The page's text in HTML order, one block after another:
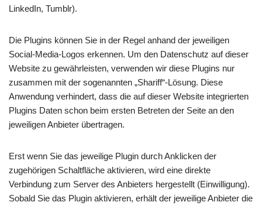
LinkedIn, Tumblr).
Die Plugins können Sie in der Regel anhand der jeweiligen
Social-Media-Logos erkennen. Um den Datenschutz auf dieser
Website zu gewährleisten, verwenden wir diese Plugins nur
zusammen mit der sogenannten „Shariff“-Lösung. Diese
Anwendung verhindert, dass die auf dieser Website integrierten
Plugins Daten schon beim ersten Betreten der Seite an den
jeweiligen Anbieter übertragen.
Erst wenn Sie das jeweilige Plugin durch Anklicken der
zugehörigen Schaltfläche aktivieren, wird eine direkte
Verbindung zum Server des Anbieters hergestellt (Einwilligung).
Sobald Sie das Plugin aktivieren, erhält der jeweilige Anbieter die